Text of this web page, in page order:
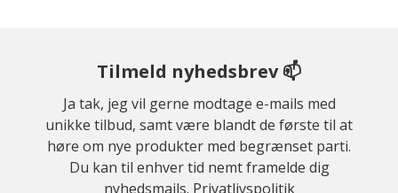
Tilmeld nyhedsbrev 📫
Ja tak, jeg vil gerne modtage e-mails med
unikke tilbud, samt være blandt de første til at
høre om nye produkter med begrænset parti.
Du kan til enhver tid nemt framelde dig
nyhedsmails. Privatlivspolitik